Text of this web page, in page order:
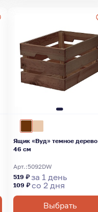
Ящик «Вуд» темное дерево
46 см
Арт.:5092DW
519 ₽ за 1 день
109 ₽со 2 дня
Выбрать